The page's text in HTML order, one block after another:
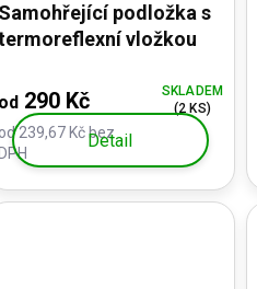
Samohřející podložka s
vložkou
od 239,67 Kč bez
DPH
od290 Kč
SKLADEM
(2 KS)
Detail